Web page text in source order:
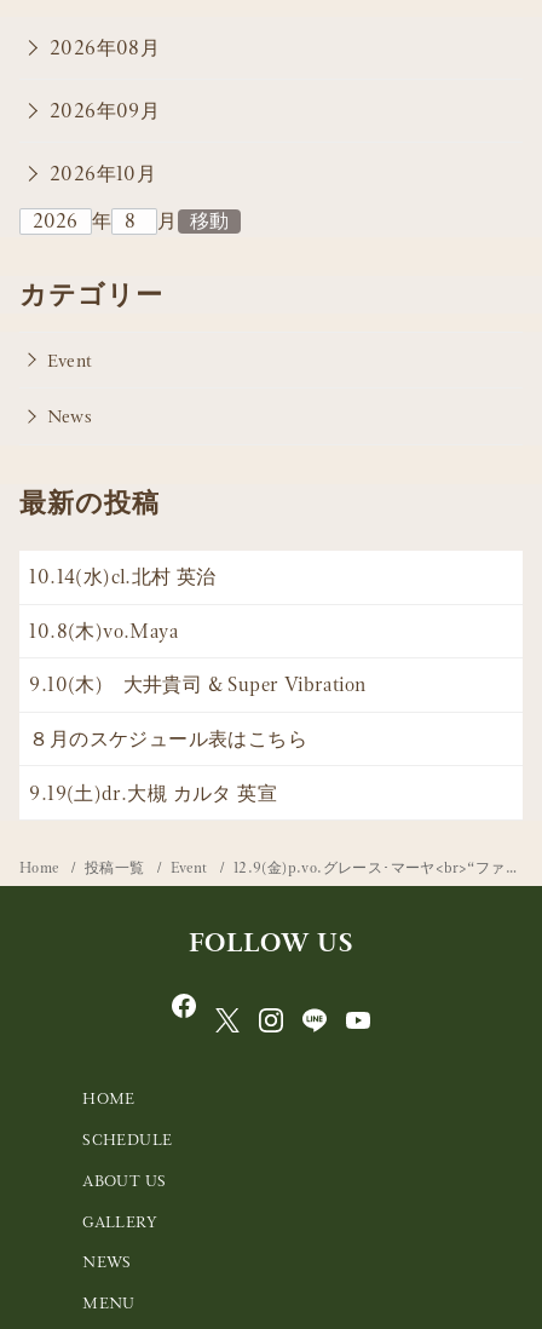
2026年08月
2026年09月
2026年10月
年
月
カテゴリー
Event
News
最新の投稿
10.14(水)cl.北村 英治
10.8(木)vo.Maya
9.10(木) 大井貴司 & Super Vibration
８月のスケジュール表はこちら
9.19(土)dr.大槻 カルタ 英宣
Home 投稿一覧 Event 12.9(金)p.vo.グレース･マーヤ<br>“ファイト! 一発!! ライブ!!!”
FOLLOW US
HOME
SCHEDULE
ABOUT US
GALLERY
NEWS
MENU